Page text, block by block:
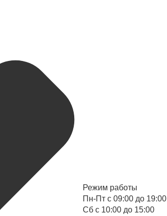
Режим работы
Пн-Пт с 09:00 до 19:00
Cб с 10:00 до 15:00